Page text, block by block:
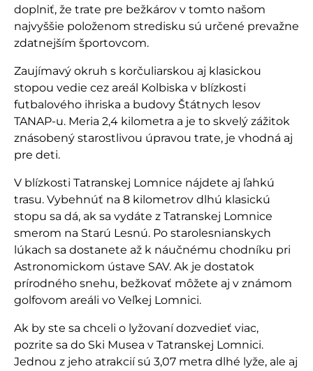
doplniť, že trate pre bežkárov v tomto našom
najvyššie položenom stredisku sú určené prevažne
zdatnejším športovcom.
Zaujímavý okruh s korčuliarskou aj klasickou
stopou vedie cez areál Kolbiska v blízkosti
futbalového ihriska a budovy Štátnych lesov
TANAP-u. Meria 2,4 kilometra a je to skvelý zážitok
znásobený starostlivou úpravou trate, je vhodná aj
pre deti.
V blízkosti Tatranskej Lomnice nájdete aj ľahkú
trasu. Vybehnúť na 8 kilometrov dlhú klasickú
stopu sa dá, ak sa vydáte z Tatranskej Lomnice
smerom na Starú Lesnú. Po starolesnianskych
lúkach sa dostanete až k náučnému chodníku pri
Astronomickom ústave SAV. Ak je dostatok
prírodného snehu, bežkovať môžete aj v známom
golfovom areáli vo Veľkej Lomnici.
Ak by ste sa chceli o lyžovaní dozvedieť viac,
pozrite sa do Ski Musea v Tatranskej Lomnici.
Jednou z jeho atrakcií sú 3,07 metra dlhé lyže, ale aj